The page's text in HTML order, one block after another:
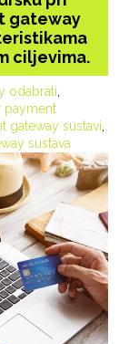
gateway
ciljevima.
odabrati
payment
gateway sustavi
sustava